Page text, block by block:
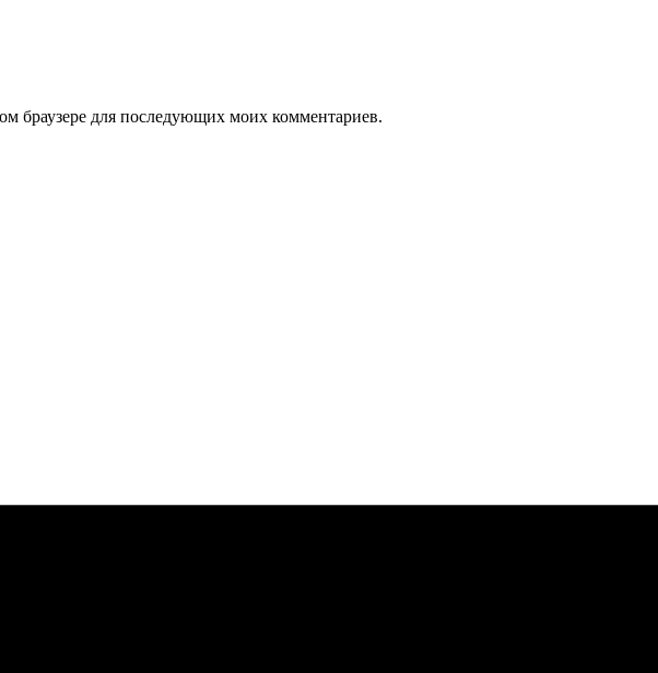
браузере для последующих моих комментариев.